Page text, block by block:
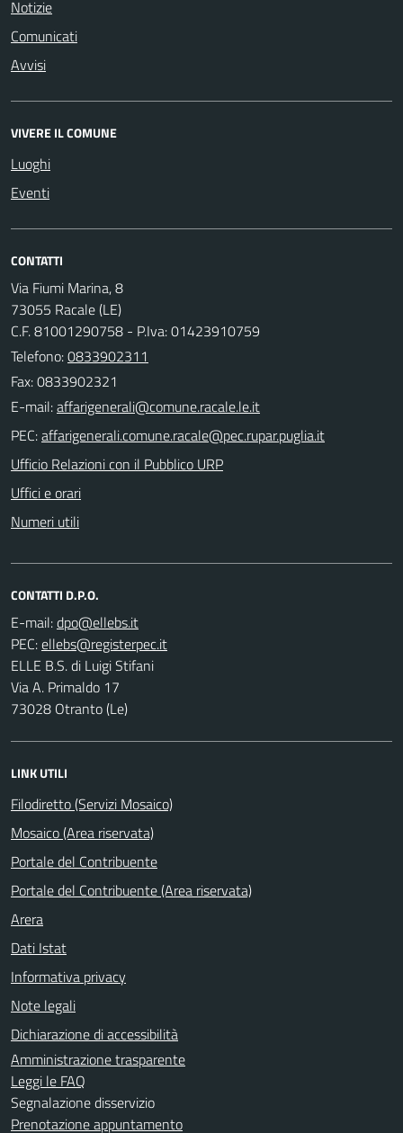
Notizie
Comunicati
Avvisi
VIVERE IL COMUNE
Luoghi
Eventi
CONTATTI
Via Fiumi Marina, 8
73055 Racale (LE)
C.F. 81001290758 - P.Iva: 01423910759
Telefono:0833902311
Fax: 0833902321
E-mail:
PEC:
Ufficio Relazioni con il Pubblico URP
Uffici e orari
Numeri utili
CONTATTI D.P.O.
E-mail:
PEC:
ELLE B.S. di Luigi Stifani
Via A. Primaldo 17
73028 Otranto (Le)
LINK UTILI
Filodiretto (Servizi Mosaico)
Mosaico (Area riservata)
Portale del Contribuente
Portale del Contribuente (Area riservata)
Arera
Dati Istat
Informativa privacy
Note legali
Dichiarazione di accessibilità
Amministrazione trasparente
Leggi le FAQ
Segnalazione disservizio
Prenotazione appuntamento